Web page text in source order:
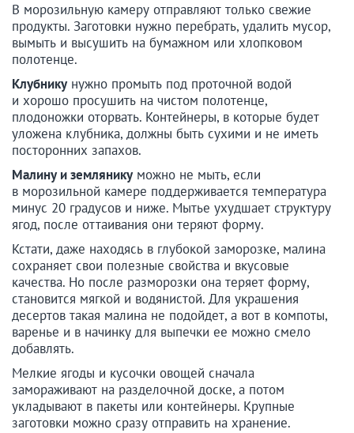
В морозильную камеру отправляют только свежие
продукты. Заготовки нужно перебрать, удалить мусор,
вымыть и высушить на бумажном или хлопковом
полотенце.
Клубникунужно промыть под проточной водой
и хорошо просушить на чистом полотенце,
плодоножки оторвать. Контейнеры, в которые будет
уложена клубника, должны быть сухими и не иметь
посторонних запахов.
Малину и земляникуможно не мыть, если
в морозильной камере поддерживается температура
минус 20 градусов и ниже. Мытье ухудшает структуру
ягод, после оттаивания они теряют форму.
Кстати, даже находясь в глубокой заморозке, малина
сохраняет свои полезные свойства и вкусовые
качества. Но после разморозки она теряет форму,
становится мягкой и водянистой. Для украшения
десертов такая малина не подойдет, а вот в компоты,
варенье и в начинку для выпечки ее можно смело
добавлять.
Мелкие ягоды и кусочки овощей сначала
замораживают на разделочной доске, а потом
укладывают в пакеты или контейнеры. Крупные
заготовки можно сразу отправить на хранение.